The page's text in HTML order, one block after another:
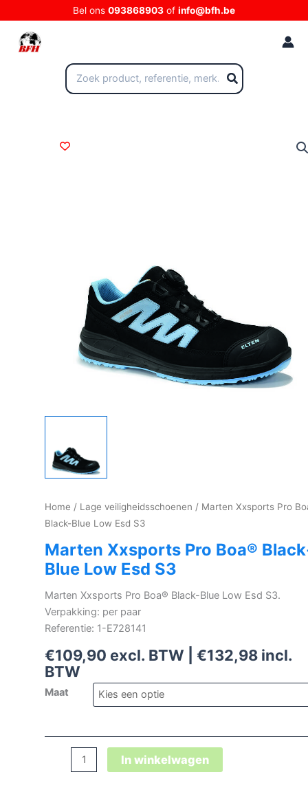
naar
Bel ons 093868903 of info@bfh.be
Zoeken
naar:
Home / Lage veiligheidsschoenen / Marten Xxsports Pro
Black-Blue Low Esd S3
Marten Xxsports Pro Boa®
Blue Low Esd S3
Marten Xxsports Pro Boa® Black-Blue Low Esd S3.
Verpakking: per paar
Referentie: 1-E728141
€109,90 excl. BTW | €132,98 incl.
BTW
Maat
Xxsports
In winkelwagen